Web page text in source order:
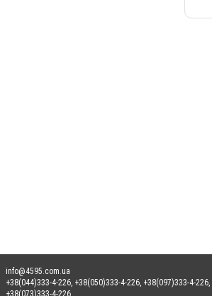
info@4595.com.ua
+38(044)333-4-226, +38(050)333-4-226, +38(097)333-4-226,
+38(073)333-4-226